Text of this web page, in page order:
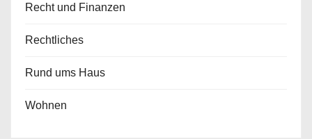
Recht und Finanzen
Rechtliches
Rund ums Haus
Wohnen